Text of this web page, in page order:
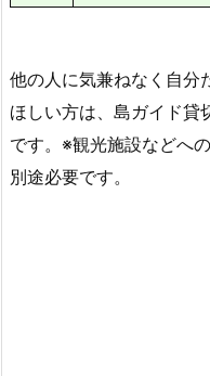
他の人に気兼ねなく自分
ほしい方は、島ガイド貸
です。※観光施設などへ
別途必要です。